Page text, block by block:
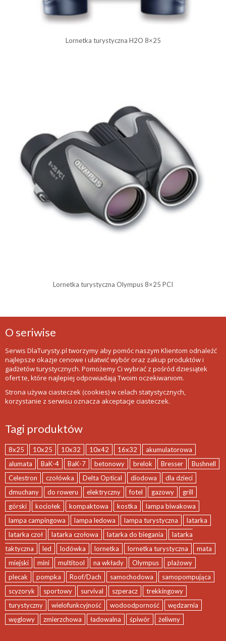
Lornetka turystyczna H2O 8×25
Lornetka turystyczna Olympus 8×25 PCI
O seriwise
Serwis DlaTurysty.pl tworzymy aby pomóc naszym Klientom odnaleźć
najlepsze okazje cenowe i ułatwić wybór oraz zakup produktów i
gadżetów turystycznych. Pomożemy Ci wybrać z pośród dziesiątek
ofert te, które najlepiej odpowiadają Twoim oczekiwaniom.
Strona używa ciasteczek (cookies) w celach statystycznych,
korzystanie z serwisu oznacza akceptacje ciasteczek.
Tagi produktów
8x25 10x25 10x32 10x42 16x32
akumulatorowa
alumata
BaK-4 BaK-7 betonowy brelok Bresser
Bushnell
Celestron
czołówka Delta Optical diodowa
dla dzieci
dmuchany
do roweru elektryczny fotel gazowy
grill
górski
kociołek kompaktowa kostka
lampa biwakowa
lampa campingowa
lampa ledowa lampa turystyczna
latarka
latarka czoł
latarka czołowa latarka do biegania
latarka
taktyczna
led lodówka lornetka lornetka turystyczna
mata
miejski
mini multitool na wkłady Olympus
plażowy
plecak
pompka Roof/Dach samochodowa
samopompująca
scyzoryk
sportowy survival szperacz
trekkingowy
turystyczny
wielofunkcyjność wodoodporność
wędzarnia
węglowy
zmierzchowa ładowalna śpiwór żeliwny